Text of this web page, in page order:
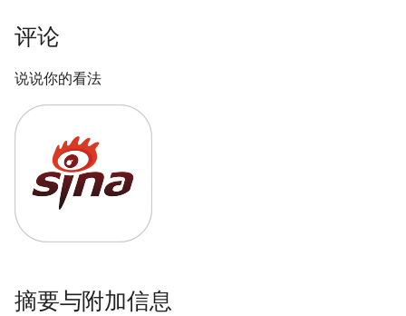
评论
说说你的看法
摘要与附加信息